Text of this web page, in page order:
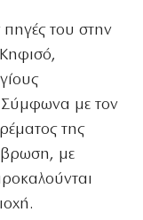
πηγές του στην
Σύμφωνα με τον
της
με